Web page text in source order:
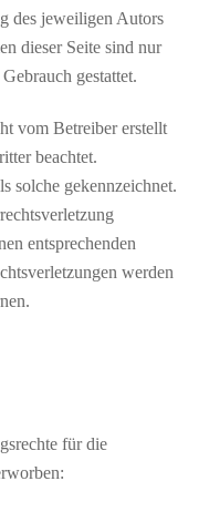
des jeweiligen Autors
dieser Seite sind nur
gestattet.
vom Betreiber erstellt
beachtet.
solche gekennzeichnet.
entsprechenden
werden
für die